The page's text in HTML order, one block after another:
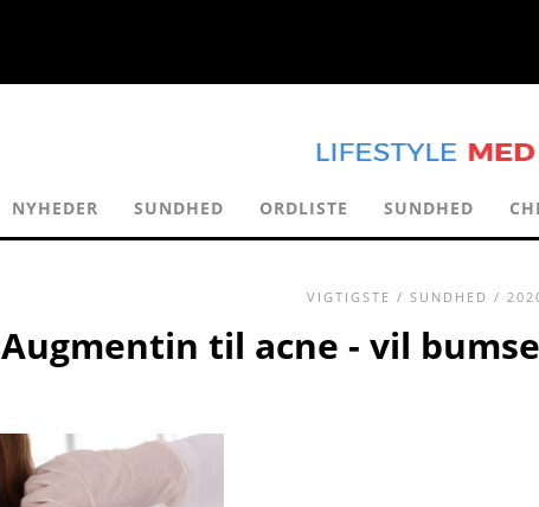
NYHEDER SUNDHED ORDLISTE SUNDHED
VIGTIGSTE / SUNDHED /
Augmentin til acne - vil